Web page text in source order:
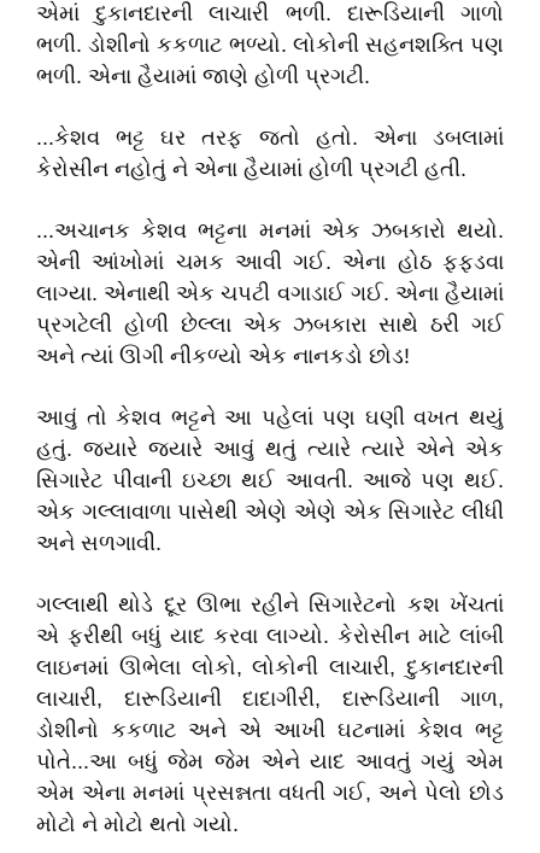
એમાં દુકાનદારની લાચારી ભળી. દારૂડિયાની ગાળો
ભળી. ડોશીનો કકળાટ ભળ્યો. લોકોની સહનશક્તિ પણ
ભળી. એના હૈયામાં જાણે હોળી પ્રગટી.
...કેશવ ભટ્ટ ઘર તરફ જતો હતો. એના ડબલામાં
કેરોસીન નહોતું ને એના હૈયામાં હોળી પ્રગટી હતી.
...અચાનક કેશવ ભટ્ટના મનમાં એક ઝબકારો થયો.
એની આંખોમાં ચમક આવી ગઈ. એના હોઠ ફફડવા
લાગ્યા. એનાથી એક ચપટી વગાડાઈ ગઈ. એના હૈયામાં
પ્રગટેલી હોળી છેલ્લા એક ઝબકારા સાથે ઠરી ગઈ
અને ત્યાં ઊગી નીકળ્યો એક નાનકડો છોડ!
આવું તો કેશવ ભટ્ટને આ પહેલાં પણ ઘણી વખત થયું
હતું. જ્યારે જ્યારે આવું થતું ત્યારે ત્યારે એને એક
સિગારેટ પીવાની ઇચ્છા થઈ આવતી. આજે પણ થઈ.
એક ગલ્લાવાળા પાસેથી એણે એણે એક સિગારેટ લીધી
અને સળગાવી.
ગલ્લાથી થોડે દૂર ઊભા રહીને સિગારેટનો કશ ખેંચતાં
એ ફરીથી બધું યાદ કરવા લાગ્યો. કેરોસીન માટે લાંબી
લાઇનમાં ઊભેલા લોકો, લોકોની લાચારી, દુકાનદારની
લાચારી, દારૂડિયાની દાદાગીરી, દારૂડિયાની ગાળ,
ડોશીનો કકળાટ અને એ આખી ઘટનામાં કેશવ ભટ્ટ
પોતે...આ બધું જેમ જેમ એને યાદ આવતું ગયું એમ
એમ એના મનમાં પ્રસન્નતા વધતી ગઈ, અને પેલો છોડ
મોટો ને મોટો થતો ગયો.